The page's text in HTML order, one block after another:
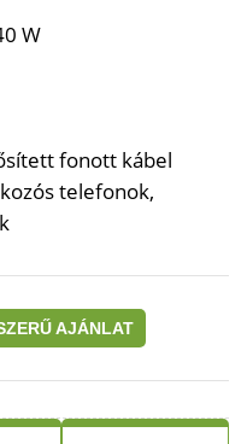
W
fonott kábel
telefonok,
AJÁNLAT